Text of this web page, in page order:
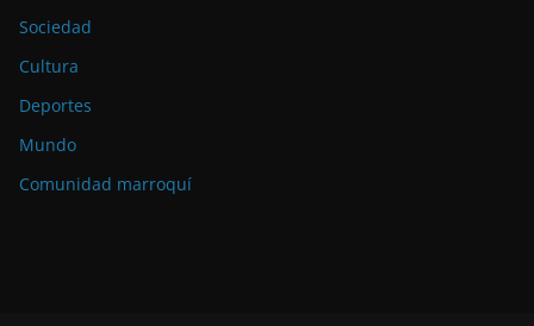
Sociedad
Cultura
Deportes
Mundo
Comunidad marroquí